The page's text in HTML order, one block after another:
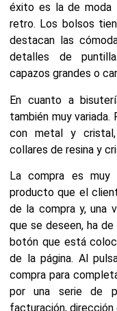
éxito es la de moda
retro. Los bolsos
destacan las
detalles de
capazos grandes o
En cuanto a
también muy
con metal y
collares de resina y
La compra es muy
producto que el
de la compra y, una
que se deseen, ha
botón que está
de la página. Al
compra para
por una serie de
facturación,